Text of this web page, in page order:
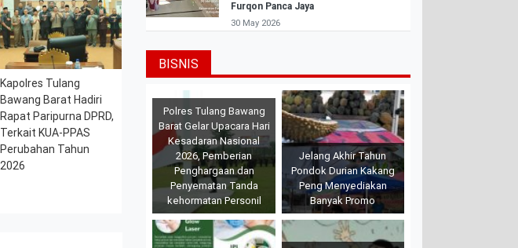
Kapolres Tulang
Bawang Barat Hadiri
Rapat Paripurna DPRD,
Terkait KUA-PPAS
Perubahan Tahun
2026
Furqon Panca Jaya
30 May 2026
BISNIS
Polres Tulang Bawang
Barat Gelar Upacara Hari
Kesadaran Nasional
2026, Pemberian
Penghargaan dan
Penyematan Tanda
kehormatan Personil
Jelang Akhir Tahun
Pondok Durian Kakang
Peng Menyediakan
Banyak Promo